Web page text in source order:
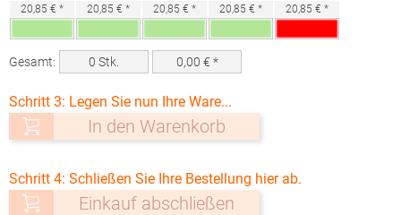
20,85 € *
20,85 € *
20,85 € *
20,85 € *
20,85 € *
Gesamt: 0 Stk. 0,00 € *
Schritt 3: Legen Sie nun Ihre Ware...
In den Warenkorb
Schritt 4: Schließen Sie Ihre Bestellung hier ab.
Einkauf abschließen